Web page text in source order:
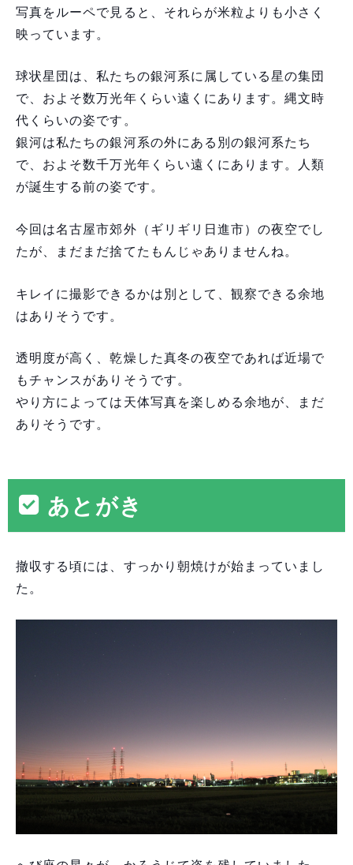
写真をルーペで見ると、それらが米粒よりも小さく
映っています。
球状星団は、私たちの銀河系に属している星の集団
で、およそ数万光年くらい遠くにあります。縄文時
代くらいの姿です。
銀河は私たちの銀河系の外にある別の銀河系たち
で、およそ数千万光年くらい遠くにあります。人類
が誕生する前の姿です。
今回は名古屋市郊外（ギリギリ日進市）の夜空でし
たが、まだまだ捨てたもんじゃありませんね。
キレイに撮影できるかは別として、観察できる余地
はありそうです。
透明度が高く、乾燥した真冬の夜空であれば近場で
もチャンスがありそうです。
やり方によっては天体写真を楽しめる余地が、まだ
ありそうです。
あとがき
撤収する頃には、すっかり朝焼けが始まっていまし
た。